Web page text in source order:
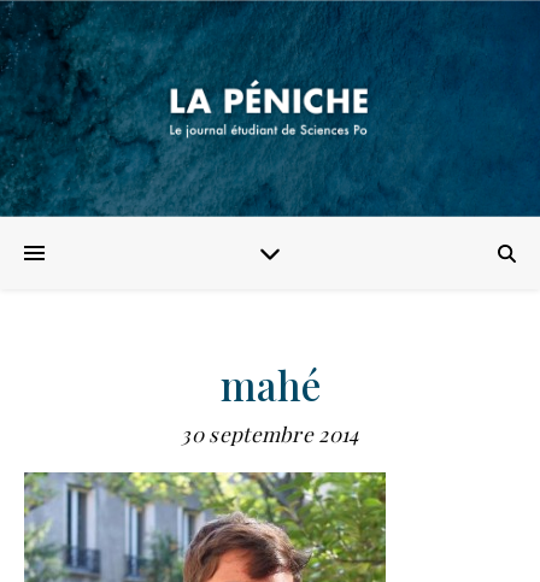
mahé
30 septembre 2014